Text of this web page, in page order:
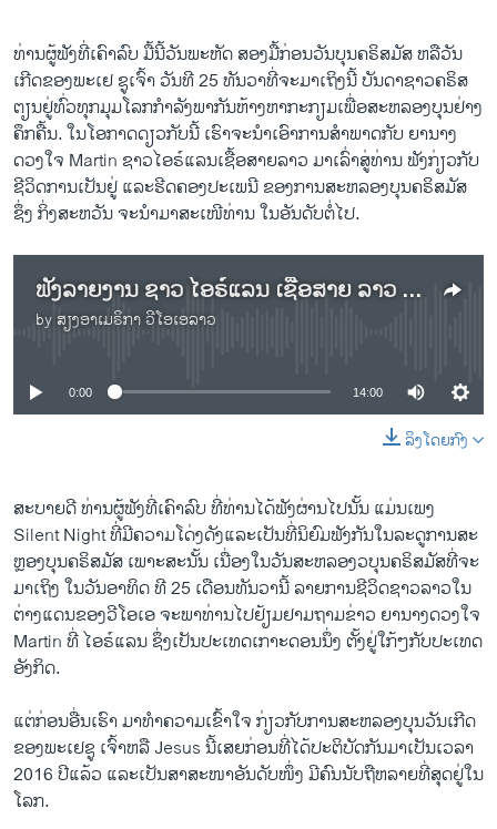
ສຽງ
ລາຍການກະຈາຍສຽງ
ລາຍງານ
ຕິດຕາມພວກເຮົາ ທີ່
ພາສາຕ່າງໆ
ທ່ານ​ຜູ້​ຟັງ​ທີ່​ເຄົາ​ລົບ ​ມື້​ນີ້​ວັນ​ພະຫັດ ສອງ​ມື້​ກ່ອນ​ວັນ​ບຸນຄ​ຣິ​ສ​ມັ​ສ ​ຫລື​ວັນ​
ເກີດ​ຂອງພະ​ເຢ ​ຊູ​ເຈົ້າ ວັນ​ທີ 25 ​ທັນ​ວາທີ່ຈະ​ມາ​ເຖິງ​ນີ້ ​ບັນດາຊາວ​ຄ​ຣິ​ສ​
ຕຽນຢູ່​ທົ່ວທຸກ​ມຸມ​ໂລກກຳ​ລັງ​ພາ​ກັນຫ້າງ​ຫາກະກຽມເພື່ອສະ​ຫລອງ​ບຸນ​ຢ່າ​ງ​
ຄຶກ​ຄື້ນ. ​ໃນ​ໂອ​ກາດ​ດຽວ​ກັບ​ນີ້ ເຮົາ​ຈະ​ນຳ​ເອົາ​ການ​ສຳ​ພາດກັບ ຍາ​ນາງ
ດວງໃຈ Martin ​ຊາວໄອ​ຣ໌ແລນເຊື້ອສາຍ​ລາວ ມາ​ເລົ່າ​ສູ່ທ່ານ ຟັງກ່ຽວ​ກັບ
ຊີວິດ​ການ​ເປັນ​ຢູ່ ​ແລະຮີດ​ຄອງ​ປະ​ເພ​ນີ ​ຂອງການ​ສະ​ຫລອງ​ບຸນ​ຄ​ຣິ​ສ​ມັ​ສ
ຊຶ່ງ ກິ່ງ​ສະ​ຫວັນ ຈະ​ນຳ​ມາ​ສະເໜີ​ທ່ານ ໃນ​ອັນ​ດັບ​ຕໍ່​ໄປ.
ຟັງລາຍງານ ຊາວ ໄອຣ໌ແລນ ເຊື້ອສາຍ ລາວ ສະເຫຼີມ ສະຫຼອງ ບຸນຄຣິສມັສ
by ສຽງອາເມຣິກາ ວີໂອເອລາວ
No media source currently available
0:00 14:00
ລິງໂດຍກົງ
ສະ​ບາຍ​ດີ ທ່ານ​ຜູ້​ຟັງ​ທີ່​ເຄົາ​ລົບ ທີ່​ທ່ານ​ໄດ້​ຟັງ​ຜ່ານ​ໄປ​ນັ້ນ ​ແມ່​ນ​ເພງ​
Silent Night ທີ່ມີ​ຄວາມ​ໂດ່ງ​ດັງ​ແລະ​ເປັນ​ທີ່​ນິ​ຍົມ​ຟັງກັນໃນ​ລະ​ດູ​ການສະ​
ຫຼອງບຸນຄ​ຣິ​ສ​ມັ​ສ ເພາະສະ​ນັ້ນ ​ເນື່ອງ​ໃນວັນສະຫລອງວບຸນຄ​ຣິ​ສ​ມັ​ສທີ່​ຈະ
ມາ​ເຖິງ​ ໃນວັນ​ອາທິດ ທີ 25 ​ເດືອນ​ທັນວານີ້ ລາຍ​ການ​ຊີ​ວິດ​ຊາ​ວ​ລາວໃນ
ຕ່າງແດນຂອງວີ​ໂອ​ເອ ຈະ​ພາ​ທ່ານ​ໄປ​ຢ້ຽມຢາມ​ຖາມ​ຂ່າວ ຍານາງ​ດວງ​ໃຈ
Martin ທີ່​ ໄອ​ຣ໌​ແລນ ຊຶ່ງ​ເປັນປະເທດ​ເກາະດອນ​ນຶ່ງ ຕັ້ງຢູ່​ໃກ້ໆກັບປະ​ເທດ​
ອັງກິດ.
ແຕ່​ກ່ອນ​ອື່ນ​ເຮົາ ​ມາ​ທຳ​ຄວາມ​ເຂົ້າ​ໃຈ​ ກ່ຽວ​ກັບການ​ສະ​ຫລອງບຸນ​ວັນ​ເກີດ
ຂອງພະ​ເຢ​ຊູ ເຈົ້າຫລື Jesus ​ນີ້​ເສຍ​ກ່ອນ​ທີ່ໄດ້​ປະ​ຕິ​ບັດກັນ​ມາ​ເປັນ​ເວລາ
2016 ປີແລ້ວ ​ແລະເປັນ​ສາ​ສະ​ໜາອັນ​ດັບ​ໜຶ່ງ ມີ​ຄົນ​ນັບ​ຖື​ຫລາຍ​ທີ່​ສຸດຢູ່ໃນ​
ໂລກ.